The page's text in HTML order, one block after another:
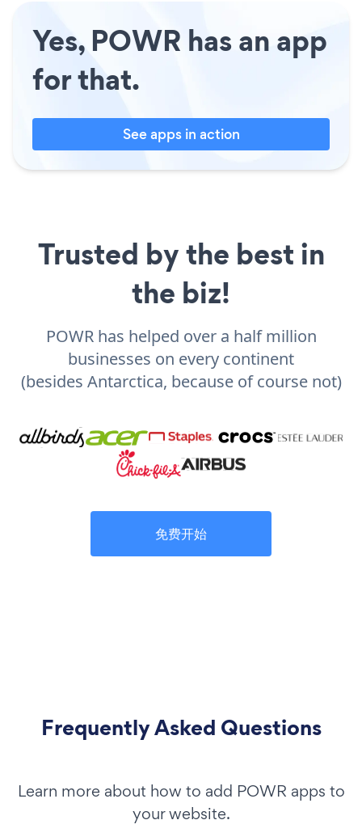
Yes, POWR has an app
for that.
See apps in action
Trusted by the best in
the biz!
POWR has helped over a half million
businesses on every continent
(besides Antarctica, because of course not)
免费开始
Frequently Asked Questions
Learn more about how to add POWR apps to
your website.